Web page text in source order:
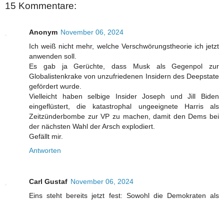
15 Kommentare:
Anonym November 06, 2024
Ich weiß nicht mehr, welche Verschwörungstheorie ich jetzt
anwenden soll.
Es gab ja Gerüchte, dass Musk als Gegenpol zur
Globalistenkrake von unzufriedenen Insidern des Deepstate
gefördert wurde.
Vielleicht haben selbige Insider Joseph und Jill Biden
eingeflüstert, die katastrophal ungeeignete Harris als
Zeitzünderbombe zur VP zu machen, damit den Dems bei
der nächsten Wahl der Arsch explodiert.
Gefällt mir.
Antworten
Carl Gustaf November 06, 2024
Eins steht bereits jetzt fest: Sowohl die Demokraten als